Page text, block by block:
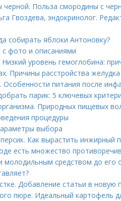
черной. Польза смородины с
Гвоздева, эндокринолог.
собирать яблоки Антоновку?
с фото и описаниями
уровень гемоглобина:
Причины расстройства желудка
питания после
парик: 5 ключевых
Природных пищевых
процедуры
выбора
Как вырастить инжирный
есть множество
средством до его
Добавление статьи в новую
пюре. Идеальный картофель